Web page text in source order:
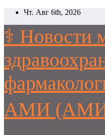
Перейти
содержимому
Чт. Авг 6th, 2026
⚕️ Новости
АМИ